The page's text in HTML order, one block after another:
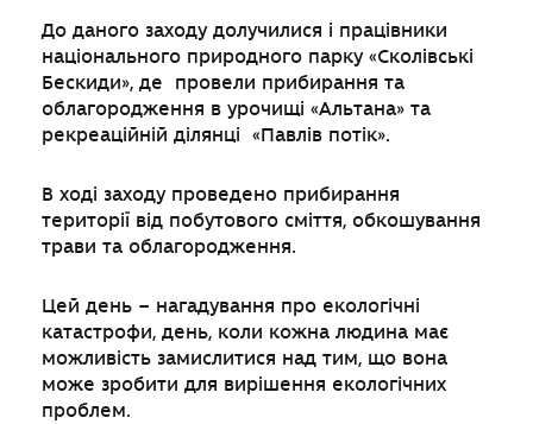
До даного заходу долучилися і працівники
національного природного парку «Сколівські
Бескиди», де провели прибирання та
облагородження в урочищі «Альтана» та
рекреаційній ділянці «Павлів потік».
В ході заходу проведено прибирання
території від побутового сміття, обкошування
трави та облагородження.
Цей день – нагадування про екологічні
катастрофи, день, коли кожна людина має
можливість замислитися над тим, що вона
може зробити для вирішення екологічних
проблем.